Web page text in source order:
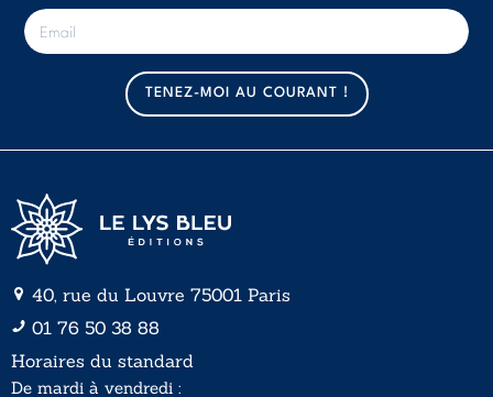
E
-
m
TENEZ-MOI AU COURANT !
40, rue du Louvre 75001 Paris
01 76 50 38 88
Horaires du standard
De mardi à vendredi :